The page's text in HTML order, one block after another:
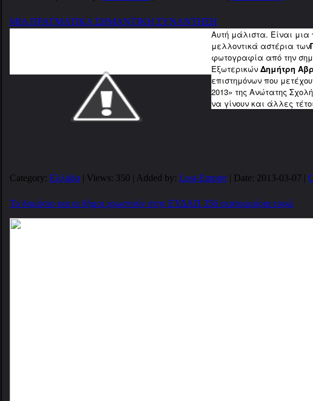
ΜΙΑ ΠΡΑΓΜΑΤΙΚΑ ΣΗΜΑΝΤΙΚΗ ΣΥΝΑΝΤΗΣΗ
Αυτή μάλιστα. Είναι
μελλοντικά αστέρια των
φωτογραφία από την
Εξωτερικών Δημήτρη
επιστημόνων που
2013» της Ανώτατης
να γίνουν και άλλες
Category: Ελλάδα | Views: 350 | Added by: Lost-Empire | Date: 2013-03-07 |
Το δημόσιο και οι δήμοι χρωστούν στην ΕΥΔΑΠ 356 εκατομμύρια ευρώ